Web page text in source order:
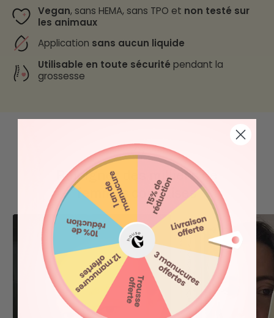
Vegan, sans HEMA, sans TPO et non testé sur
les animaux
Application sans aucun liquide
Utilisable en toute sécurité pendant la
grossesse
Rejoignez des milliers de
femmes conquises